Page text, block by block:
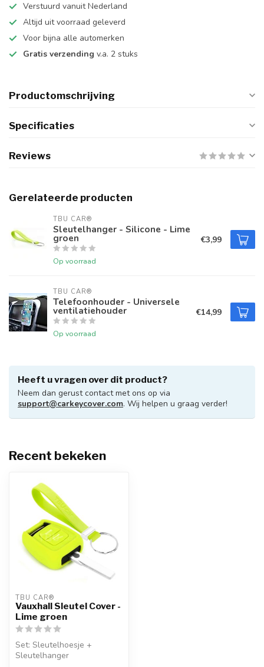
Verstuurd vanuit Nederland
Altijd uit voorraad geleverd
Voor bijna alle automerken
Gratis verzending v.a. 2 stuks
Productomschrijving
Specificaties
Reviews
Gerelateerde producten
TBU CAR®
Sleutelhanger - Silicone - Lime
groen
Op voorraad
€3,99
TBU CAR®
Telefoonhouder - Universele
ventilatiehouder
Op voorraad
€14,99
Heeft u vragen over dit product?
Neem dan gerust contact met ons op via
support@carkeycover.com. Wij helpen u graag verder!
Recent bekeken
TBU CAR®
Vauxhall Sleutel Cover -
Lime groen
Set: Sleutelhoesje +
Sleutelhanger